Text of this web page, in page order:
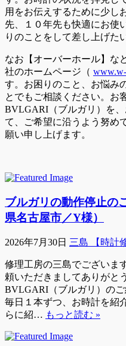
用をお伝えするために少し
先、１０年先も快適にお使
りのことをして差し上げた
なお【オーバーホール】な
社のホームページ（
す。お困りのこと、お悩み
とでもご相談ください。お
BVLGARI（ブルガリ）を
て、ご希望に沿うよう努め
願い申し上げます。
ブルガリの動作停止の
県名古屋市／Y様）
2026年7月30日 三島 【時計
修理工房の三島でございま
頼いただきましてありがと
BVLGARI（ブルガリ）の
毎日１本ずつ、お時計を紹
らに紹… もっと読む »